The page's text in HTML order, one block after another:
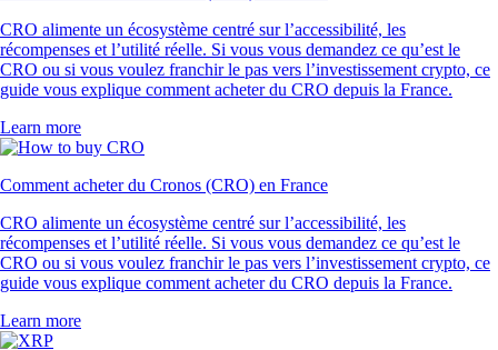
CRO alimente un écosystème centré sur l’accessibilité, les
récompenses et l’utilité réelle. Si vous vous demandez ce qu’est le
CRO ou si vous voulez franchir le pas vers l’investissement crypto, ce
guide vous explique comment acheter du CRO depuis la France.
Learn more
Comment acheter du Cronos (CRO) en France
CRO alimente un écosystème centré sur l’accessibilité, les
récompenses et l’utilité réelle. Si vous vous demandez ce qu’est le
CRO ou si vous voulez franchir le pas vers l’investissement crypto, ce
guide vous explique comment acheter du CRO depuis la France.
Learn more